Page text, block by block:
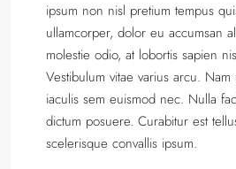
ipsum non nisl pretium tempus
ullamcorper, dolor eu accumsan
molestie odio, at lobortis sapien
Vestibulum vitae varius arcu. Nam
iaculis sem euismod nec. Nulla
dictum posuere. Curabitur est
scelerisque convallis ipsum.